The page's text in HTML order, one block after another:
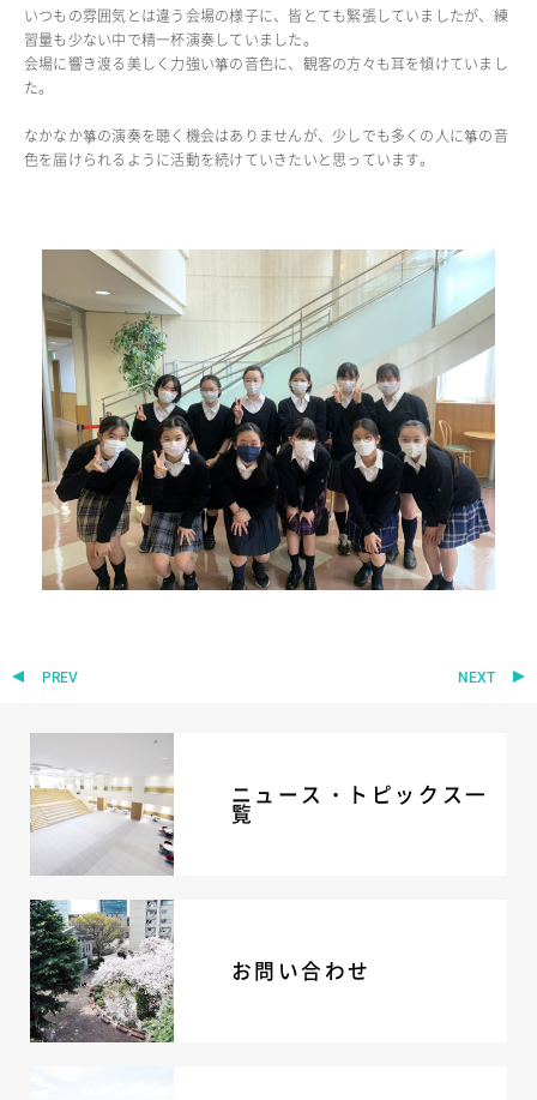
合格者発表
学校説明会
入試結果
入学金・学費等一覧
入試問題
学校案内
INFORMATION
総合案内
ニュース・トピック
お問い合わせ
キャンパスマップ
アクセスマップ
緊急・災害時の対応
ご支援をお考えの方へ
いじめ防止対策
地の塩、世の光（スクールモットー）
いつもの雰囲気とは違う会場の様子に、皆とても緊張していましたが、練
習量も少ない中で精一杯演奏していました。
会場に響き渡る美しく力強い箏の音色に、観客の方々も耳を傾けていまし
た。
なかなか箏の演奏を聴く機会はありませんが、少しでも多くの人に箏の音
色を届けられるように活動を続けていきたいと思っています。
PREV NEXT
ニュース・トピックス一
覧
お問い合わせ